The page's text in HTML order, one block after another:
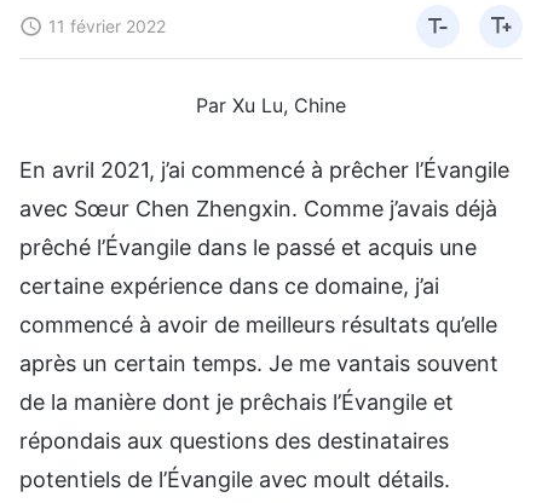
11 février 2022
Par Xu Lu, Chine
En avril 2021, j’ai commencé à prêcher l’Évangile
avec Sœur Chen Zhengxin. Comme j’avais déjà
prêché l’Évangile dans le passé et acquis une
certaine expérience dans ce domaine, j’ai
commencé à avoir de meilleurs résultats qu’elle
après un certain temps. Je me vantais souvent
de la manière dont je prêchais l’Évangile et
répondais aux questions des destinataires
potentiels de l’Évangile avec moult détails.